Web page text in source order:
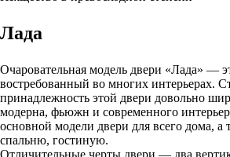
Лада
Очаровательная модель двери «Лада» —
востребованный во многих интерьерах.
принадлежность этой двери довольно
модерна, фьюжн и современного
основной модели двери для всего дома, а
спальню, гостиную.